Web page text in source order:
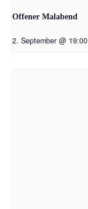
Offener Malabend
2. September @ 19:00